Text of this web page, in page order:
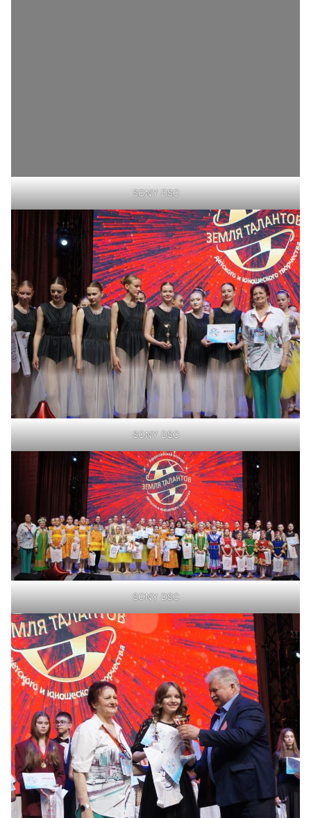
SONY DSC
SONY DSC
SONY DSC